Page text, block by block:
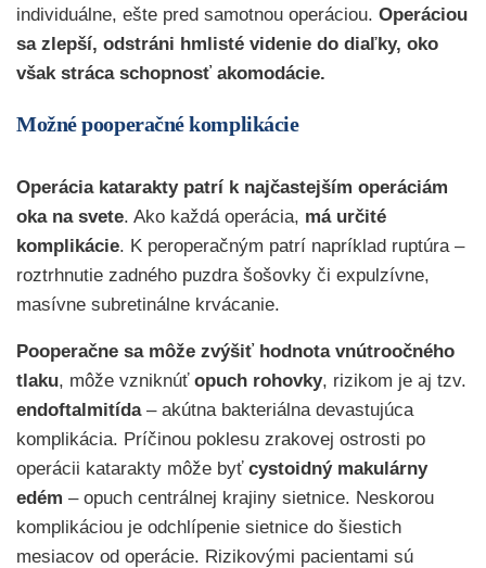
individuálne, ešte pred samotnou operáciou. Operáciou
sa zlepší, odstráni hmlisté videnie do diaľky, oko
však stráca schopnosť akomodácie.
Možné pooperačné komplikácie
Operácia katarakty patrí k najčastejším operáciám
oka na svete. Ako každá operácia, má určité
komplikácie. K peroperačným patrí napríklad ruptúra –
roztrhnutie zadného puzdra šošovky či expulzívne,
masívne subretinálne krvácanie.
Pooperačne sa môže zvýšiť hodnota vnútroočného
tlaku, môže vzniknúť opuch rohovky, rizikom je aj tzv.
endoftalmitída– akútna bakteriálna devastujúca
komplikácia. Príčinou poklesu zrakovej ostrosti po
operácii katarakty môže byť cystoidný makulárny
edém – opuch centrálnej krajiny sietnice. Neskorou
komplikáciou je odchlípenie sietnice do šiestich
mesiacov od operácie. Rizikovými pacientami sú